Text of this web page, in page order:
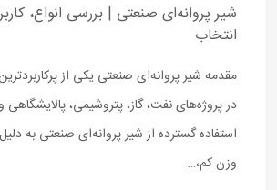
شیر پروانه‌ای صنعتی | بررسی انواع،
انتخاب
مقدمه شیر پروانه‌ای صنعتی یکی از
در پروژه‌های نفت، گاز، پتروشیمی،
استفاده گسترده از شیر پروانه‌ای صنعتی به
وزن کم،…